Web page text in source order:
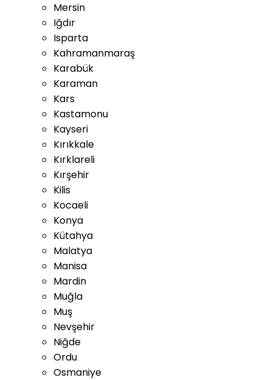
Mersin
Iğdır
Isparta
Kahramanmaraş
Karabük
Karaman
Kars
Kastamonu
Kayseri
Kırıkkale
Kırklareli
Kırşehir
Kilis
Kocaeli
Konya
Kütahya
Malatya
Manisa
Mardin
Muğla
Muş
Nevşehir
Niğde
Ordu
Osmaniye